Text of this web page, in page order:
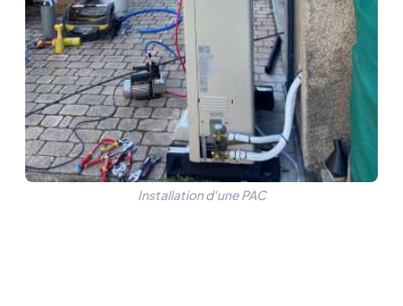
Installation d'une PAC